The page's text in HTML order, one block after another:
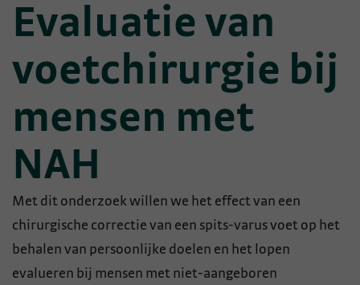
Evaluatie van
voetchirurgie bij
mensen met
NAH
Met dit onderzoek willen we het effect van een
chirurgische correctie van een spits-varus voet op het
behalen van persoonlijke doelen en het lopen
evalueren bij mensen met niet-aangeboren